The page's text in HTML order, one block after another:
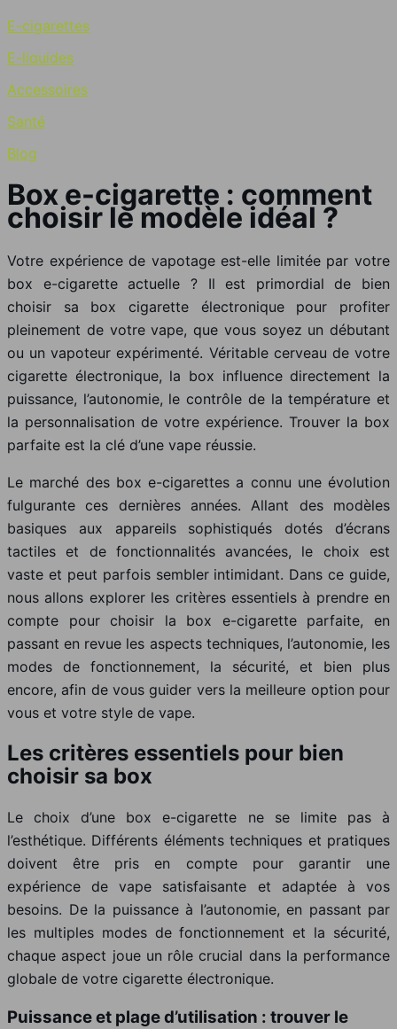
E-cigarettes
E-liquides
Accessoires
Santé
Blog
Box e-cigarette : comment
choisir le modèle idéal ?
Votre expérience de vapotage est-elle limitée par votre
box e-cigarette actuelle ? Il est primordial de bien
choisir sa box cigarette électronique pour profiter
pleinement de votre vape, que vous soyez un débutant
ou un vapoteur expérimenté. Véritable cerveau de votre
cigarette électronique, la box influence directement la
puissance, l’autonomie, le contrôle de la température et
la personnalisation de votre expérience. Trouver la box
parfaite est la clé d’une vape réussie.
Le marché des box e-cigarettes a connu une évolution
fulgurante ces dernières années. Allant des modèles
basiques aux appareils sophistiqués dotés d’écrans
tactiles et de fonctionnalités avancées, le choix est
vaste et peut parfois sembler intimidant. Dans ce guide,
nous allons explorer les critères essentiels à prendre en
compte pour choisir la box e-cigarette parfaite, en
passant en revue les aspects techniques, l’autonomie, les
modes de fonctionnement, la sécurité, et bien plus
encore, afin de vous guider vers la meilleure option pour
vous et votre style de vape.
Les critères essentiels pour bien
choisir sa box
Le choix d’une box e-cigarette ne se limite pas à
l’esthétique. Différents éléments techniques et pratiques
doivent être pris en compte pour garantir une
expérience de vape satisfaisante et adaptée à vos
besoins. De la puissance à l’autonomie, en passant par
les multiples modes de fonctionnement et la sécurité,
chaque aspect joue un rôle crucial dans la performance
globale de votre cigarette électronique.
Puissance et plage d’utilisation : trouver le